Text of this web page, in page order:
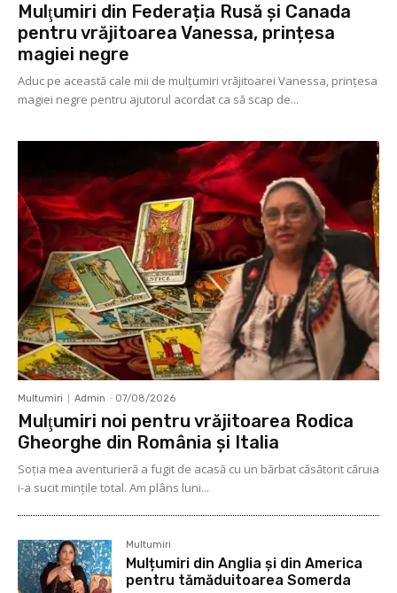
Mulţumiri din Federația Rusă și Canada
pentru vrăjitoarea Vanessa, prințesa
magiei negre
Aduc pe această cale mii de mulţumiri vrăjitoarei Vanessa, prințesa
magiei negre pentru ajutorul acordat ca să scap de...
Multumiri Admin - 07/08/2026
Mulţumiri noi pentru vrăjitoarea Rodica
Gheorghe din România și Italia
Soţia mea aventurieră a fugit de acasă cu un bărbat căsătorit căruia
i-a sucit mințile total. Am plâns luni...
Multumiri
Mulțumiri din Anglia și din America
pentru tămăduitoarea Somerda